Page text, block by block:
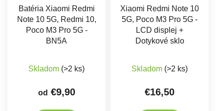
Batéria Xiaomi Redmi
Note 10 5G, Redmi 10,
Poco M3 Pro 5G -
BN5A
Skladom (>2 ks)
od €9,90
Xiaomi Redmi Note 10
5G, Poco M3 Pro 5G -
LCD displej +
Dotykové sklo
Skladom (>2 ks)
€16,50